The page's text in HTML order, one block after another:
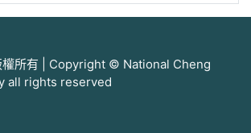
權所有 | Copyright © National Cheng
all rights reserved